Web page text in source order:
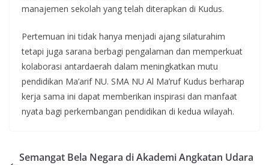
manajemen sekolah yang telah diterapkan di Kudus.
Pertemuan ini tidak hanya menjadi ajang silaturahim
tetapi juga sarana berbagi pengalaman dan memperkuat
kolaborasi antardaerah dalam meningkatkan mutu
pendidikan Ma’arif NU. SMA NU Al Ma’ruf Kudus berharap
kerja sama ini dapat memberikan inspirasi dan manfaat
nyata bagi perkembangan pendidikan di kedua wilayah.
Semangat Bela Negara di Akademi Angkatan Udara